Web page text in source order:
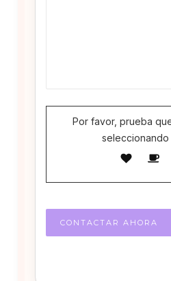
Por favor, prueba
seleccionando